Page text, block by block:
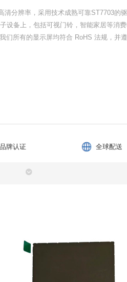
分辨率，采用技术成熟可靠ST7703的驱
备上，包括可视门铃，智能家居等消费
所有的显示屏均符合 RoHS 法规，并遵
品牌认证 全球配送